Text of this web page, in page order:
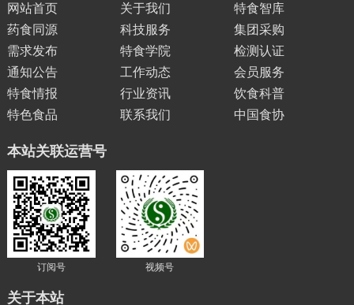
网站首页 关于我们
特食智库
药食同源
科技服务
集团采购
需求发布
特食学院
检测认证
通知公告
工作动态
会员服务
特食情报
行业资讯
饮食科普
特色食品
联系我们 中国食协
本站关联运营号
订阅号 视频号
关于本站